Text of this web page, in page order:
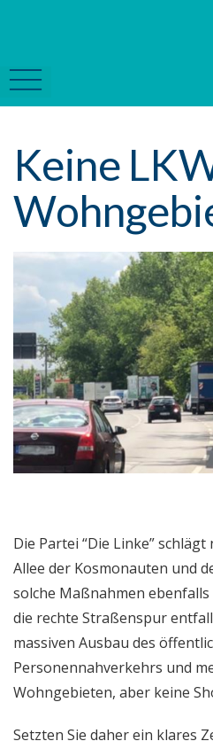
Keine
Die Partei “Die Linke”
Allee der Kosmonauten und
solche Maßnahmen
die rechte Straßenspur
massiven Ausbau des
Personennahverkehrs und
Wohngebieten, aber keine
Setzten Sie daher ein klares